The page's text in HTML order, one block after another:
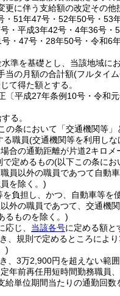
に伴う支給額の改定その
51年47号・52年50号・
・平成3年42号・4年36号
・47号・28年50号・令和6
準を基礎とし、当該地域に
当の月額の合計額(フルタイ
て得た額とする。
〔平成27年条例10号・令和
る。
の条において「交通機関等」
る職員(交通機関等を利用し
合の通勤距離が片道2キロ
で定めるもの(以下この条にお
員以外の職員であつて自
を除く。)
負担し、かつ、自動車等を
外の職員であつて、交通機
るものを除く。)
じ、 当該各号に定める額と
規則で定めるところによ
)
3万2,900円を超えない範
年前再任用短時間勤務職員
単位期間当たりの通勤回